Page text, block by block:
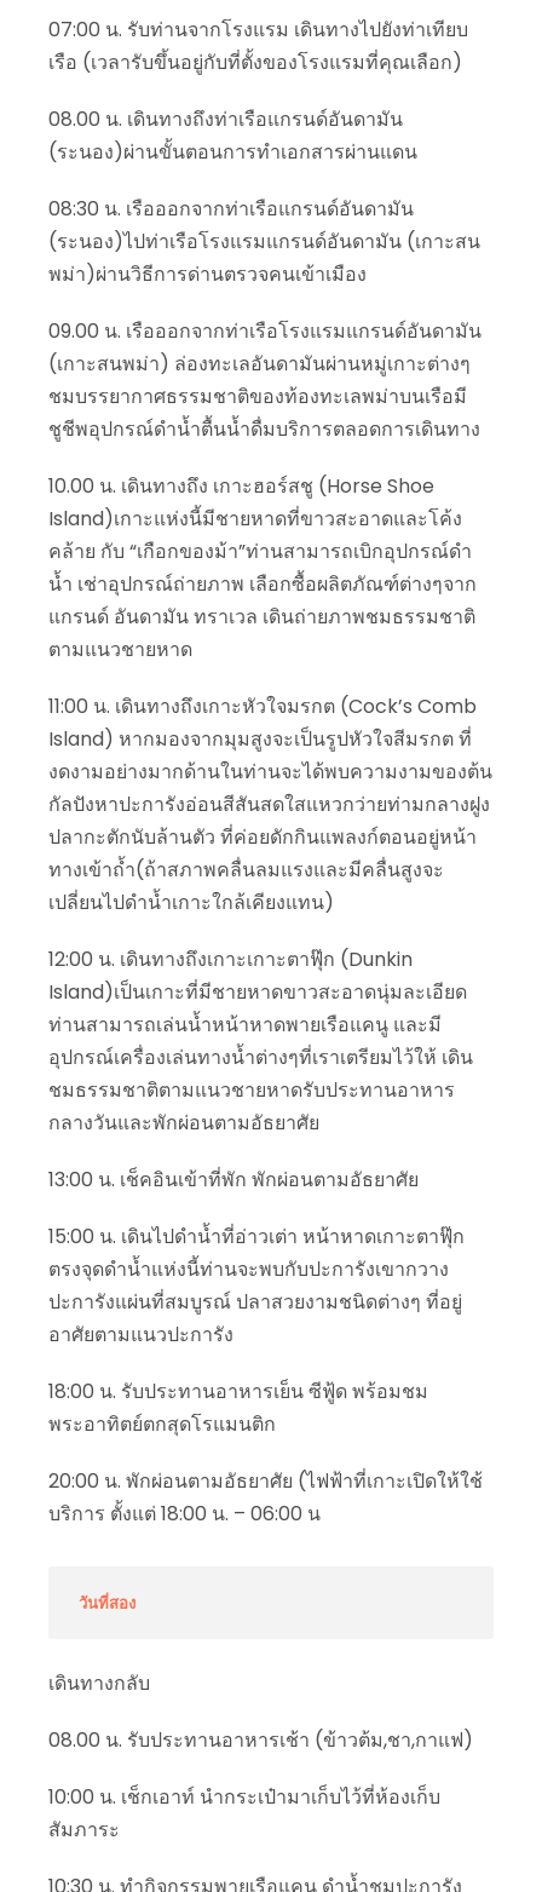
07:00 น. รับท่านจากโรงแรม เดินทางไปยังท่าเทียบ
เรือ (เวลารับขึ้นอยู่กับที่ตั้งของโรงแรมที่คุณเลือก)
08.00 น. เดินทางถึงท่าเรือแกรนด์อันดามัน
(ระนอง)ผ่านขั้นตอนการทำเอกสารผ่านแดน
08:30 น. เรือออกจากท่าเรือแกรนด์อันดามัน
(ระนอง)ไปท่าเรือโรงแรมแกรนด์อันดามัน (เกาะสน
พม่า)ผ่านวิธีการด่านตรวจคนเข้าเมือง
09.00 น. เรือออกจากท่าเรือโรงแรมแกรนด์อันดามัน
(เกาะสนพม่า) ล่องทะเลอันดามันผ่านหมู่เกาะต่างๆ
ชมบรรยากาศธรรมชาติของท้องทะเลพม่าบนเรือมี
ชูชีพอุปกรณ์ดำน้ำตื้นน้ำดื่มบริการตลอดการเดินทาง
10.00 น. เดินทางถึง เกาะฮอร์สชู (Horse Shoe
Island)เกาะแห่งนี้มีชายหาดที่ขาวสะอาดและโค้ง
คล้าย กับ “เกือกของม้า”ท่านสามารถเบิกอุปกรณ์ดำ
น้ำ เช่าอุปกรณ์ถ่ายภาพ เลือกซื้อผลิตภัณฑ์ต่างๆจาก
แกรนด์ อันดามัน ทราเวล เดินถ่ายภาพชมธรรมชาติ
ตามแนวชายหาด
11:00 น. เดินทางถึงเกาะหัวใจมรกต (Cock’s Comb
Island) หากมองจากมุมสูงจะเป็นรูปหัวใจสีมรกต ที่
งดงามอย่างมากด้านในท่านจะได้พบความงามของต้น
กัลปังหาปะการังอ่อนสีสันสดใสแหวกว่ายท่ามกลางฝูง
ปลากะตักนับล้านตัว ที่ค่อยดักกินแพลงก์ตอนอยู่หน้า
ทางเข้าถ้ำ(ถ้าสภาพคลื่นลมแรงและมีคลื่นสูงจะ
เปลี่ยนไปดำน้ำเกาะใกล้เคียงแทน)
12:00 น. เดินทางถึงเกาะเกาะตาฟุ๊ก (Dunkin
Island)เป็นเกาะที่มีชายหาดขาวสะอาดนุ่มละเอียด
ท่านสามารถเล่นน้ำหน้าหาดพายเรือแคนู และมี
อุปกรณ์เครื่องเล่นทางน้ำต่างๆที่เราเตรียมไว้ให้ เดิน
ชมธรรมชาติตามแนวชายหาดรับประทานอาหาร
กลางวันและพักผ่อนตามอัธยาศัย
13:00 น. เช็คอินเข้าที่พัก พักผ่อนตามอัธยาศัย
15:00 น. เดินไปดำน้ำที่อ่าวเต่า หน้าหาดเกาะตาฟุ๊ก
ตรงจุดดำน้ำแห่งนี้ท่านจะพบกับปะการังเขากวาง
ปะการังแผ่นที่สมบูรณ์ ปลาสวยงามชนิดต่างๆ ที่อยู่
อาศัยตามแนวปะการัง
18:00 น. รับประทานอาหารเย็น ซีฟู้ด พร้อมชม
พระอาทิตย์ตกสุดโรแมนติก
20:00 น. พักผ่อนตามอัธยาศัย (ไฟฟ้าที่เกาะเปิดให้ใช้
บริการ ตั้งแต่ 18:00 น. – 06:00 น
วันที่สอง
เดินทางกลับ
08.00 น. รับประทานอาหารเช้า (ข้าวต้ม,ชา,กาแฟ)
10:00 น. เช็กเอาท์ นำกระเป๋ามาเก็บไว้ที่ห้องเก็บ
สัมภาระ
10:30 น. ทำกิจกรรมพายเรือแคนู ดำน้ำชมปะการัง